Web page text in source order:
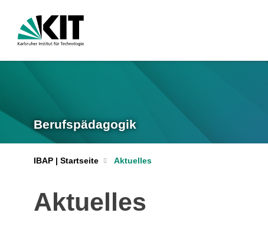
Berufspädagogik
IBAP | Startseite Aktuelles
Aktuelles